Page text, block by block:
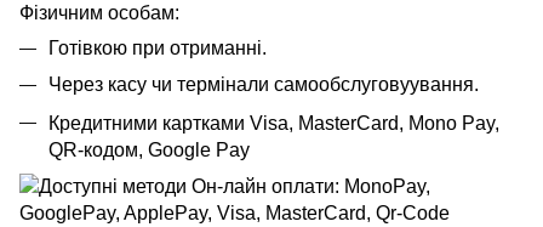
Фізичним особам:
Готівкою при отриманні.
Через касу чи термінали самообслуговуування.
Кредитними картками Visa, MasterCard, Mono Pay,
QR-кодом, Google Pay